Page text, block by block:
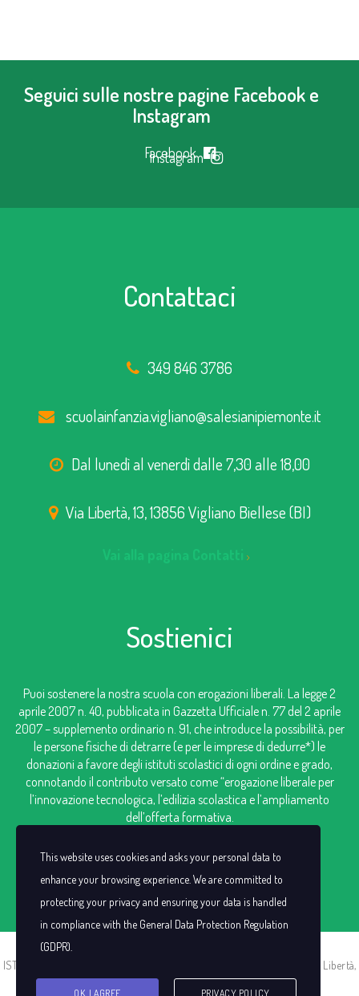
Seguici sulle nostre pagine Facebook e
Instagram
Facebook
Instagram
Contattaci
349 846 3786
scuolainfanzia.vigliano@salesianipiemonte.it
Dal lunedì al venerdì dalle 7,30 alle 18,00
Via Libertà, 13, 13856 Vigliano Biellese (BI)
Sostienici
Puoi sostenere la nostra scuola con erogazioni liberali. La legge 2
aprile 2007 n. 40, pubblicata in Gazzetta Ufficiale n. 77 del 2 aprile
2007 – supplemento ordinario n. 91, che introduce la possibilità, per
le persone fisiche di detrarre (e per le imprese di dedurre*) le
donazioni a favore degli istituti scolastici di ogni ordine e grado,
connotando il contributo versato come “erogazione liberale per
l’innovazione tecnologica, l’edilizia scolastica e l’ampliamento
dell’offerta formativa.
ISTITUTO SAN CASSIANO |C.F. 00383440021 | P.I. IT00383440021 | Via Libertà,
13 -13856 Vigliano Biellese (BI)
This website uses cookies and asks your personal data to
enhance your browsing experience. We are committed to
protecting your privacy and ensuring your data is handled
in compliance with the General Data Protection Regulation
(GDPR)
OK, I AGREE PRIVACY POLICY